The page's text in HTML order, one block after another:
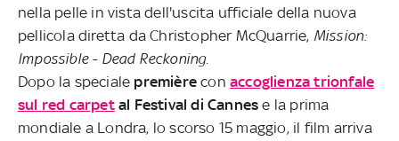
nella pelle in vista dell'uscita ufficiale della nuova
pellicola diretta da Christopher McQuarrie, Mission:
Impossible - Dead Reckoning.
Dopo la speciale premièrecon accoglienza trionfale
sul red carpetal Festival di Cannes e la prima
mondiale a Londra, lo scorso 15 maggio, il film arriva